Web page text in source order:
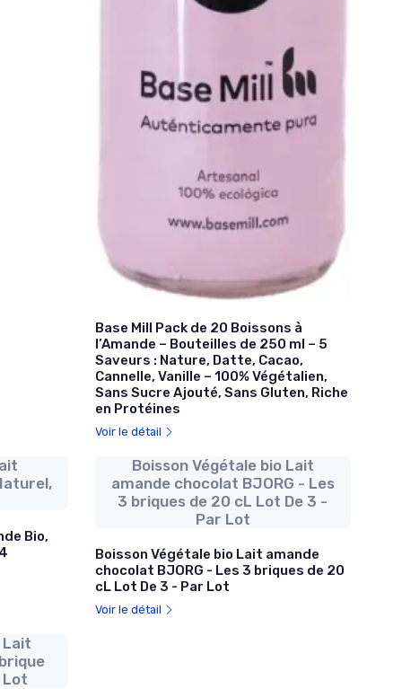
Base Mill Pack de 20 Boissons à
l’Amande – Bouteilles de 250 ml – 5
Saveurs : Nature, Datte, Cacao,
Cannelle, Vanille – 100% Végétalien,
Sans Sucre Ajouté, Sans Gluten, Riche
en Protéines
Voir le détail
Bio,
Boisson Végétale bio Lait
amande chocolat BJORG - Les
3 briques de 20 cL Lot De 3 -
Par Lot
Boisson Végétale bio Lait amande
chocolat BJORG - Les 3 briques de 20
cL Lot De 3 - Par Lot
Voir le détail
Lait
Lot